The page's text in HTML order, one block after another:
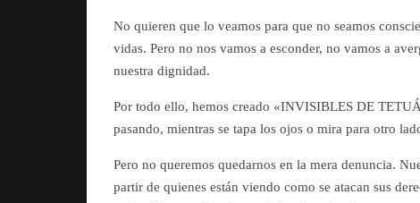
No quieren que lo veamos para que no seamos
vidas. Pero no nos vamos a esconder, no vamos a
nuestra dignidad.
Por todo ello, hemos creado «INVISIBLES DE
pasando, mientras se tapa los ojos o mira para otro
Pero no queremos quedarnos en la mera denuncia.
partir de quienes están viendo como se atacan sus